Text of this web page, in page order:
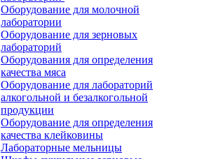
Оборудование для молочной
лаборатории
Оборудование для зерновых
лабораторий
Оборудования для определения
качества мяса
Оборудование для лабораторий
алкогольной и безалкогольной
продукции
Оборудование для определения
качества клейковины
Лабораторные мельницы